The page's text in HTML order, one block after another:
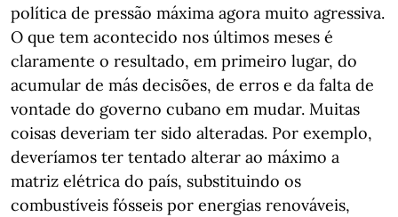
política de pressão máxima agora muito agressiva.
O que tem acontecido nos últimos meses é
claramente o resultado, em primeiro lugar, do
acumular de más decisões, de erros e da falta de
vontade do governo cubano em mudar. Muitas
coisas deveriam ter sido alteradas. Por exemplo,
deveríamos ter tentado alterar ao máximo a
matriz elétrica do país, substituindo os
combustíveis fósseis por energias renováveis,